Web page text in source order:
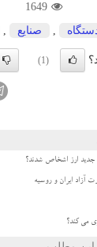
1649
, صنایع ,
(1)
جدید ارز اشخاص شدند؟
آزاد ایران و روسیه
می کند؟